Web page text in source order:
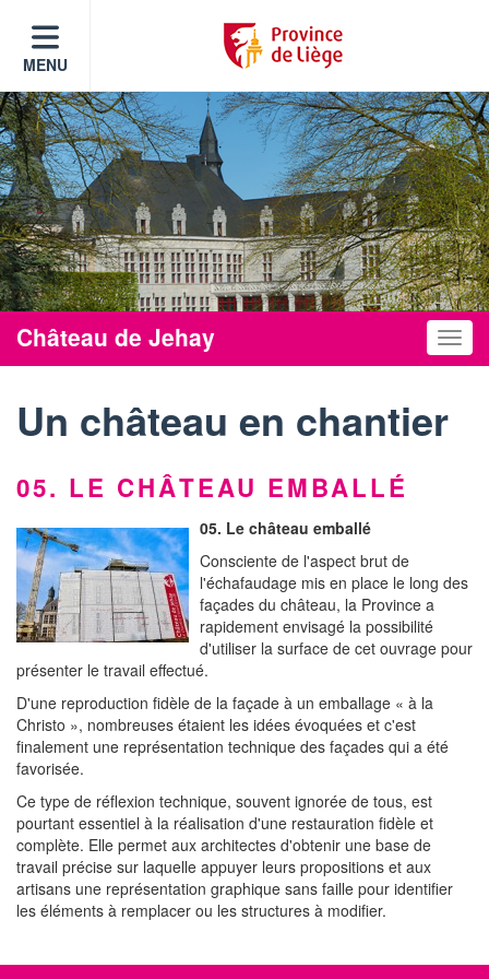
MENU
Château de Jehay
Un château en chantier
05. LE CHÂTEAU EMBALLÉ
05. Le château emballé
Consciente de l'aspect brut de
l'échafaudage mis en place le long des
façades du château, la Province a
rapidement envisagé la possibilité
d'utiliser la surface de cet ouvrage pour
présenter le travail effectué.
D'une reproduction fidèle de la façade à un emballage « à la
Christo », nombreuses étaient les idées évoquées et c'est
finalement une représentation technique des façades qui a été
favorisée.
Ce type de réflexion technique, souvent ignorée de tous, est
pourtant essentiel à la réalisation d'une restauration fidèle et
complète. Elle permet aux architectes d'obtenir une base de
travail précise sur laquelle appuyer leurs propositions et aux
artisans une représentation graphique sans faille pour identifier
les éléments à remplacer ou les structures à modifier.